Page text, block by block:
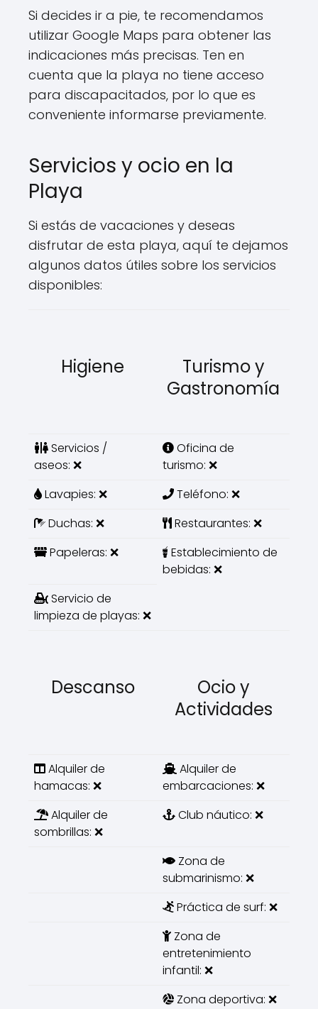
Si decides ir a pie, te recomendamos
utilizar Google Maps para obtener las
indicaciones más precisas. Ten en
cuenta que la playa no tiene acceso
para discapacitados, por lo que es
conveniente informarse previamente.
Servicios y ocio en la
Playa
Si estás de vacaciones y deseas
disfrutar de esta playa, aquí te dejamos
algunos datos útiles sobre los servicios
disponibles:
Higiene
Turismo y
Gastronomía
Servicios /
aseos: ❌
Oficina de
turismo: ❌
Lavapies: ❌
Teléfono: ❌
Duchas: ❌
Restaurantes: ❌
Papeleras: ❌
Establecimiento de
bebidas: ❌
Servicio de
limpieza de playas: ❌
Descanso
Ocio y
Actividades
Alquiler de
hamacas: ❌
Alquiler de
embarcaciones: ❌
Alquiler de
sombrillas: ❌
Club náutico: ❌
Zona de
submarinismo: ❌
Práctica de surf: ❌
Zona de
entretenimiento
infantil: ❌
Zona deportiva: ❌